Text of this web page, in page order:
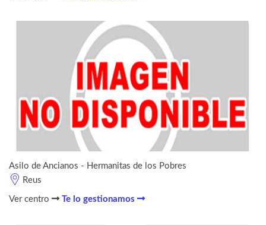
Asilo de Ancianos - Hermanitas de los Pobres
Reus
Ver centro Te lo gestionamos